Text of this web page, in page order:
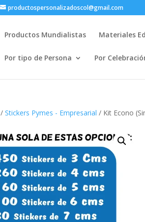
productospersonalizadoscol@gmail.com
Productos Mundialistas Materiales
Por tipo de Persona Por
/Stickers Pymes - Empresarial / Kit Econo